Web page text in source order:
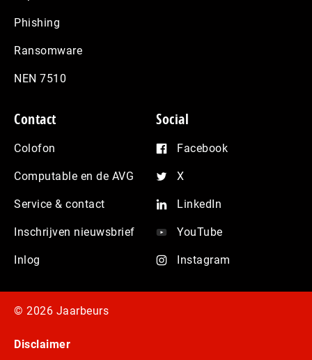
Phishing
Ransomware
NEN 7510
Contact
Colofon
Computable en de AVG
Service & contact
Inschrijven nieuwsbrief
Inlog
Social
Facebook
X
LinkedIn
YouTube
Instagram
© 2026 Jaarbeurs
Disclaimer